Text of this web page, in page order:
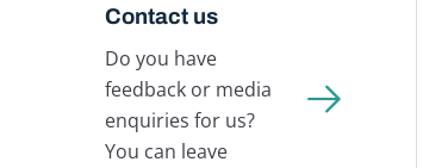
Contact us
Do you have
feedback or media
enquiries for us?
You can leave